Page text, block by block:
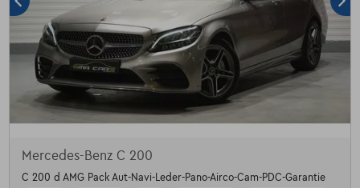
Mercedes-Benz C 200
C 200 d AMG Pack Aut-Navi-Leder-Pano-Airco-Cam-PDC-Garantie